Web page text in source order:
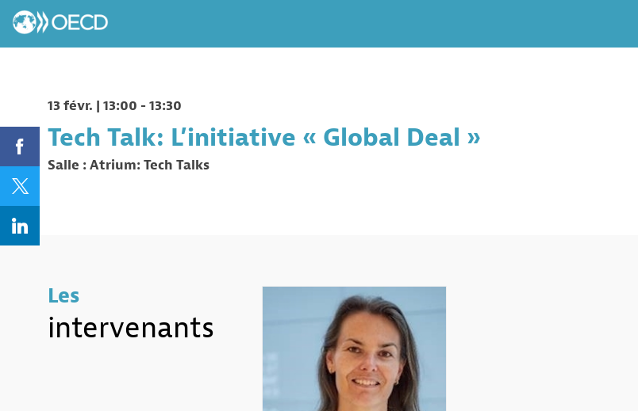
13 févr. | 13:00 - 13:30
Tech Talk: L’initiative « Global Deal »
Salle :Atrium: Tech Talks
Les
intervenants
VN